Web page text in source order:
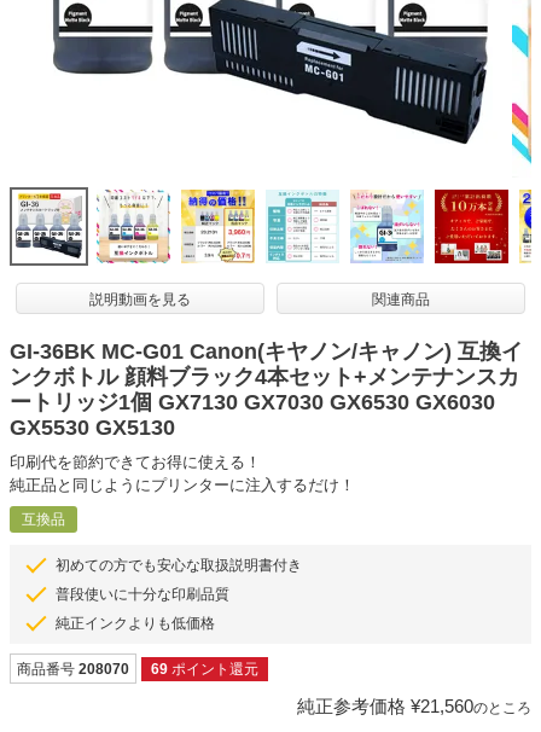
再生インクカートリッジ
記事を探す
ご利用ガイド
よくある質問
お問い合わせ
説明書ダウンロード
説明動画を見る 関連商品
GI-36BK MC-G01 Canon(キヤノン/キャノン) 互換イ
ンクボトル 顔料ブラック4本セット+メンテナンスカ
ートリッジ1個 GX7130 GX7030 GX6530 GX6030
GX5530 GX5130
印刷代を節約できてお得に使える！
純正品と同じようにプリンターに注入するだけ！
互換品
初めての方でも安心な取扱説明書付き
普段使いに十分な印刷品質
純正インクよりも低価格
商品番号 208070 69 ポイント還元
純正参考価格 ¥21,560のところ